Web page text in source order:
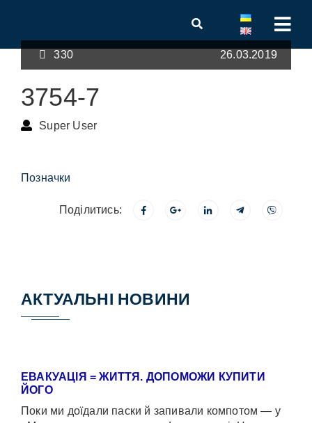
330 26.03.2019
3754-7
Super User
Позначки
Поділитись:
АКТУАЛЬНІ НОВИНИ
ЕВАКУАЦІЯ = ЖИТТЯ. ДОПОМОЖИ КУПИТИ
ЙОГО
Поки ми доїдали паски й запивали компотом — у